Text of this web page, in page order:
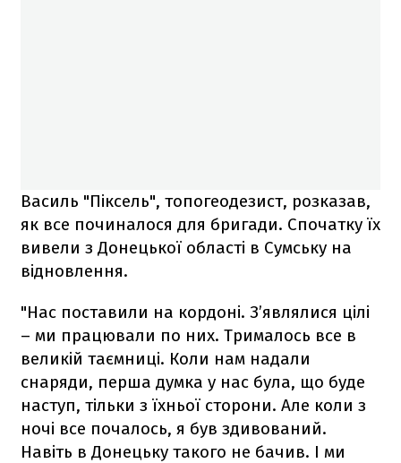
Василь "Піксель", топогеодезист, розказав,
як все починалося для бригади. Спочатку їх
вивели з Донецької області в Сумську на
відновлення.
"Нас поставили на кордоні. З’являлися цілі
– ми працювали по них. Трималось все в
великій таємниці. Коли нам надали
снаряди, перша думка у нас була, що буде
наступ, тільки з їхньої сторони. Але коли з
ночі все почалось, я був здивований.
Навіть в Донецьку такого не бачив. І ми